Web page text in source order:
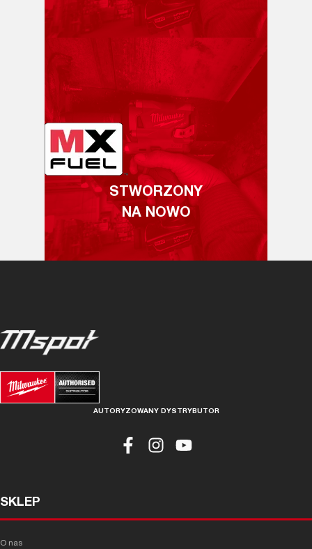
STWORZONY
NA NOWO
AUTORYZOWANY DYSTRYBUTOR
SKLEP
O nas